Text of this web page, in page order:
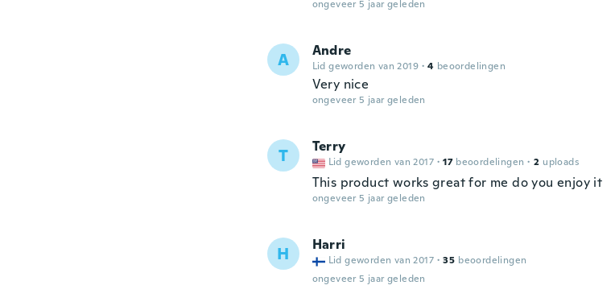
ongeveer 5 jaar geleden
A Andre
Lid geworden van 2019 · 4 beoordelingen
Very nice
ongeveer 5 jaar geleden
T Terry
Lid geworden van 2017 · 17 beoordelingen · 2 uploads
This product works great for me do you enjoy it
ongeveer 5 jaar geleden
H Harri
Lid geworden van 2017 · 35 beoordelingen
ongeveer 5 jaar geleden